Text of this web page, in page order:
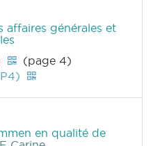
affaires générales et
(page 4)
en qualité de